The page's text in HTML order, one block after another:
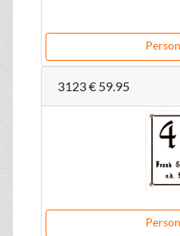
3123€ 59.95